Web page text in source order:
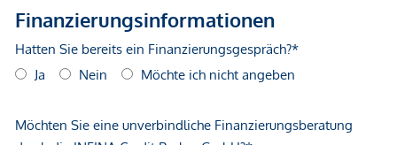
gegenüber dem anbietenden Immobilienunternehmen
geltend zu machen. Wir weisen Sie darauf hin, dass die
gemachten Angaben und Informationen lediglich
unverbindliche Vorabinformationen sind und daher ohne